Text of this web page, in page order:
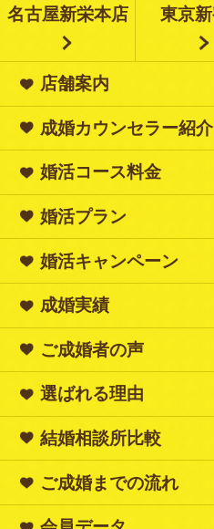
名古屋新栄本店 東京
店舗案内
成婚カウンセラー紹介
婚活コース料金
婚活プラン
婚活キャンペーン
成婚実績
ご成婚者の声
選ばれる理由
結婚相談所比較
ご成婚までの流れ